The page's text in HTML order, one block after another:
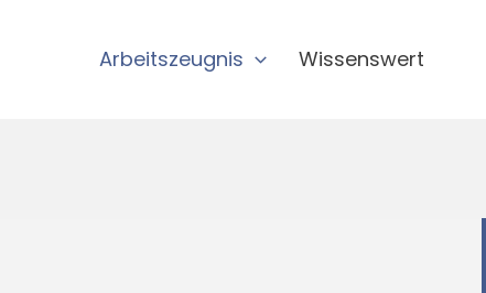
Arbeitszeugnis Wissenswert